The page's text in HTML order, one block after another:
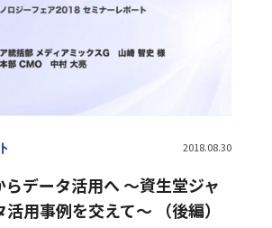
2018.08.30
データ活用へ ～資生堂ジャ
用事例を交えて～ （後編）